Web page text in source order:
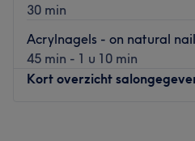
30 min
Acrylnagels - on natural
45 min - 1 u 10 min
Kort overzicht